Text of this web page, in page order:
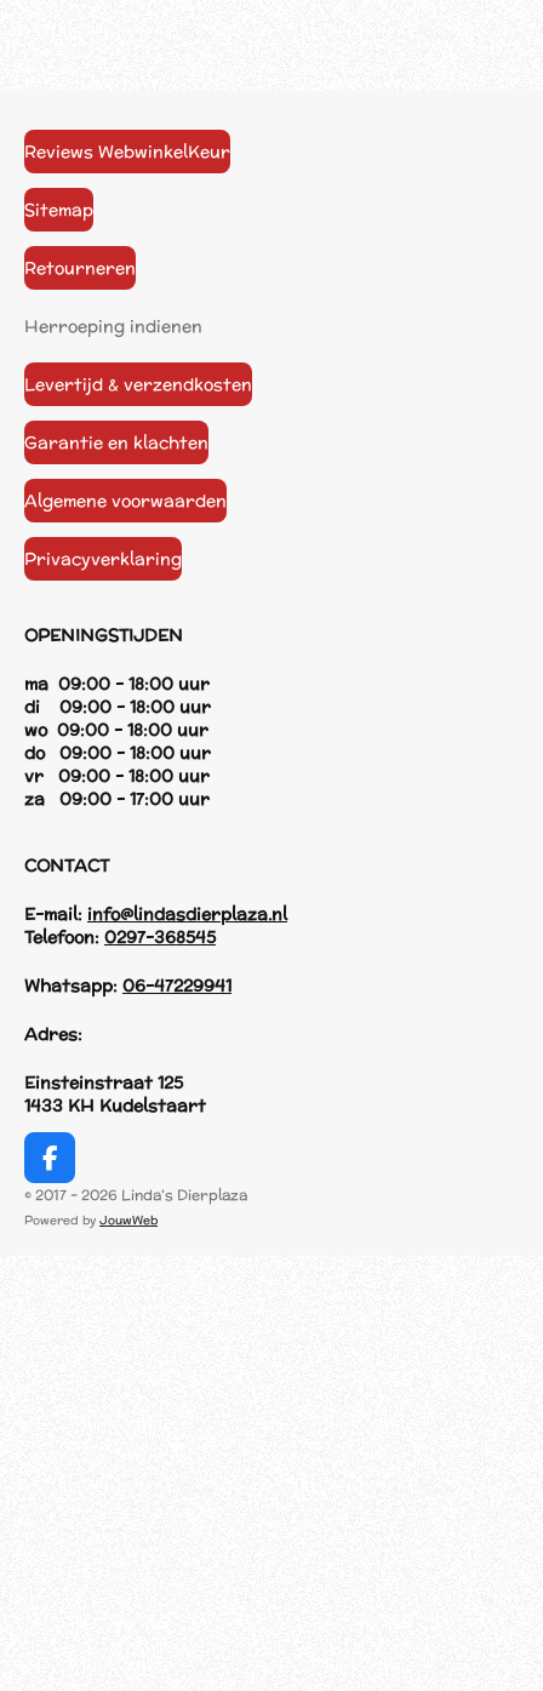
Reviews WebwinkelKeur
Sitemap
Retourneren
Herroeping indienen
Levertijd & verzendkosten
Garantie en klachten
Algemene voorwaarden
Privacyverklaring
OPENINGSTIJDEN
ma 09:00 - 18:00 uur
di 09:00 - 18:00 uur
wo 09:00 - 18:00 uur
do 09:00 - 18:00 uur
vr 09:00 - 18:00 uur
za 09:00 - 17:00 uur
CONTACT
E-mail: info@lindasdierplaza.nl
Telefoon: 0297-368545
Whatsapp: 06-47229941
Adres:
Einsteinstraat 125
1433 KH Kudelstaart
F
a
c
© 2017 - 2026 Linda's Dierplaza
Powered by JouwWeb